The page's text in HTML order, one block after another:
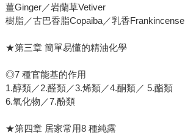
薑Ginger／岩蘭草Vetiver
樹脂／古巴香脂Copaiba／乳香Frankincense
★第三章 簡單易懂的精油化學
◎7 種官能基的作用
1.醇類／2.醛類／3.烯類／4.酮類／ 5.酯類
6.氧化物／7.酚類
★第四章 居家常用8 種純露